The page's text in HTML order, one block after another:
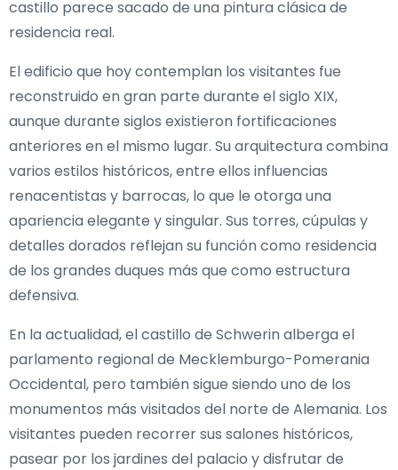
castillo parece sacado de una pintura clásica de
residencia real.
El edificio que hoy contemplan los visitantes fue
reconstruido en gran parte durante el siglo XIX,
aunque durante siglos existieron fortificaciones
anteriores en el mismo lugar. Su arquitectura combina
varios estilos históricos, entre ellos influencias
renacentistas y barrocas, lo que le otorga una
apariencia elegante y singular. Sus torres, cúpulas y
detalles dorados reflejan su función como residencia
de los grandes duques más que como estructura
defensiva.
En la actualidad, el castillo de Schwerin alberga el
parlamento regional de Mecklemburgo-Pomerania
Occidental, pero también sigue siendo uno de los
monumentos más visitados del norte de Alemania. Los
visitantes pueden recorrer sus salones históricos,
pasear por los jardines del palacio y disfrutar de